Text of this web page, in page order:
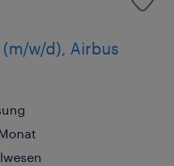
w/d), Airbus